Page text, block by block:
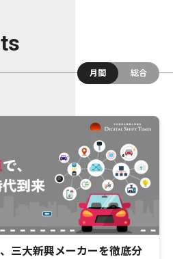
月間
総合
三大新興メーカーを徹底分